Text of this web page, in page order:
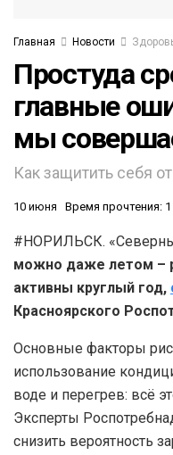
Главная Новости
Простуда
главные
мы
Как защитить себя
10 июня Время прочтения:
#НОРИЛЬСК.
можно даже летом –
активны круглый год,
Красноярского
Основные факторы
использование
воде и перегрев: всё
Эксперты
снизить вероятность